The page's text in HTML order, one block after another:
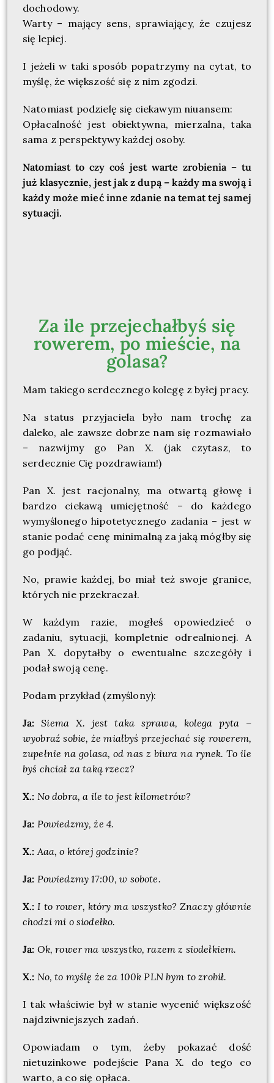
dochodowy.
Warty – mający sens, sprawiający, że czujesz
się lepiej.
I jeżeli w taki sposób popatrzymy na cytat, to
myślę, że większość się z nim zgodzi.
Natomiast podzielę się ciekawym niuansem:
Opłacalność jest obiektywna, mierzalna, taka
sama z perspektywy każdej osoby.
Natomiast to czy coś jest warte zrobienia – tu
już klasycznie, jest jak z dupą – każdy ma swoją i
każdy może mieć inne zdanie na temat tej samej
sytuacji.
Za ile przejechałbyś się
rowerem, po mieście, na
golasa?
Mam takiego serdecznego kolegę z byłej pracy.
Na status przyjaciela było nam trochę za
daleko, ale zawsze dobrze nam się rozmawiało
– nazwijmy go Pan X. (jak czytasz, to
serdecznie Cię pozdrawiam!)
Pan X. jest racjonalny, ma otwartą głowę i
bardzo ciekawą umiejętność – do każdego
wymyślonego hipotetycznego zadania – jest w
stanie podać cenę minimalną za jaką mógłby się
go podjąć.
No, prawie każdej, bo miał też swoje granice,
których nie przekraczał.
W każdym razie, mogłeś opowiedzieć o
zadaniu, sytuacji, kompletnie odrealnionej. A
Pan X. dopytałby o ewentualne szczegóły i
podał swoją cenę.
Podam przykład (zmyślony):
Ja:
Siema X. jest taka sprawa, kolega pyta –
wyobraź sobie, że miałbyś przejechać się rowerem,
zupełnie na golasa, od nas z biura na rynek. To ile
byś chciał za taką rzecz?
X.: No dobra, a ile to jest kilometrów?
Ja: Powiedzmy, że 4.
X.: Aaa, o której godzinie?
Ja: Powiedzmy 17:00, w sobote.
X.: I to rower, który ma wszystko? Znaczy głównie
chodzi mi o siodełko.
Ja: Ok, rower ma wszystko, razem z siodełkiem.
X.: No, to myślę że za 100k PLN bym to zrobił.
I tak właściwie był w stanie wycenić większość
najdziwniejszych zadań.
Opowiadam o tym, żeby pokazać dość
nietuzinkowe podejście Pana X. do tego co
warto, a co się opłaca.